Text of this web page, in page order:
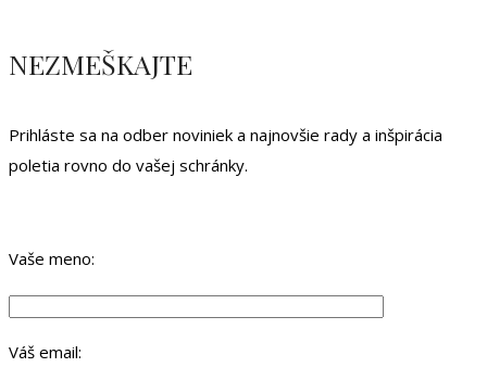
NEZMEŠKAJTE
Prihláste sa na odber noviniek a najnovšie rady a inšpirácia
poletia rovno do vašej schránky.
Vaše meno:
Váš email: